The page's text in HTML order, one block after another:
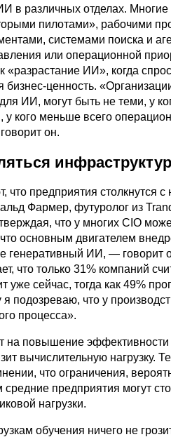
в различных отделах.
пилотами», рабочими
системами поиска и
или операционной
«разрастание ИИ», когда
бизнес-ценность.
ИИ, могут быть не теми, у
у кого меньше всего
он.
что предприятия столкнутся
Фармер, футуролог из
что у многих CIO
основным двигателем
генеративный ИИ, — говорит
что только 31% компаний
уже сейчас, тогда как 49%
подозреваю, что у
процесса».
на повышение эффективности
вычислительную нагрузку.
что ограничения,
предприятия могут
нагрузки.
обучения ничего не